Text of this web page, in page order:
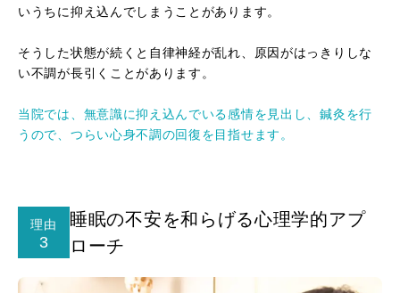
いうちに抑え込んでしまうことがあります。
そうした状態が続くと自律神経が乱れ、原因がはっきりしな
い不調が長引くことがあります。
当院では、無意識に抑え込んでいる感情を見出し、鍼灸を行
うので、つらい心身不調の回復を目指せます。
理由
3
睡眠の不安を和らげる心理学的アプ
ローチ